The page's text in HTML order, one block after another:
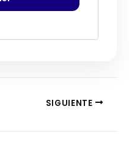
SIGUIENTE